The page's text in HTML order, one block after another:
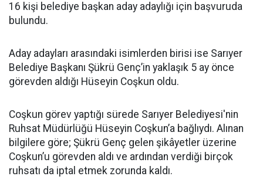
16 kişi belediye başkan aday adaylığı için başvuruda
bulundu.
Aday adayları arasındaki isimlerden birisi ise Sarıyer
Belediye Başkanı Şükrü Genç’in yaklaşık 5 ay önce
görevden aldığı Hüseyin Coşkun oldu.
Coşkun görev yaptığı sürede Sarıyer Belediyesi'nin
Ruhsat Müdürlüğü Hüseyin Coşkun’a bağlıydı. Alınan
bilgilere göre; Şükrü Genç gelen şikâyetler üzerine
Coşkun’u görevden aldı ve ardından verdiği birçok
ruhsatı da iptal etmek zorunda kaldı.